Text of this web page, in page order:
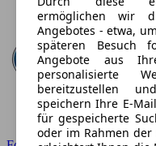
ermöglichen wir
Angebotes - etwa,
späteren Besuch
Angebote aus
personalisierte
bereitzustellen
speichern Ihre E-
für gespeicherte
oder im Rahmen der